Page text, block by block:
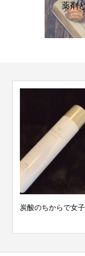
薬剤
5月のスタイリスト